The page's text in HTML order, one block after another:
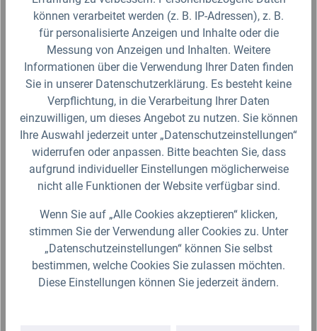
mm. Das Set besteht…
9,99 €*
Lieferzeit 2-3 Werktage (Versand mit DHL Paket)
Zum Artikel
Produktgalerie überspringen
Ähnliche Artikel
können verarbeitet werden (z. B. IP-Adressen), z. B.
für personalisierte Anzeigen und Inhalte oder die
Messung von Anzeigen und Inhalten. Weitere
Informationen über die Verwendung Ihrer Daten finden
Sie in unserer Datenschutzerklärung. Es besteht keine
Verpflichtung, in die Verarbeitung Ihrer Daten
einzuwilligen, um dieses Angebot zu nutzen. Sie können
Ihre Auswahl jederzeit unter „Datenschutzeinstellungen“
widerrufen oder anpassen. Bitte beachten Sie, dass
aufgrund individueller Einstellungen möglicherweise
nicht alle Funktionen der Website verfügbar sind.
Wenn Sie auf „Alle Cookies akzeptieren“ klicken,
stimmen Sie der Verwendung aller Cookies zu. Unter
„Datenschutzeinstellungen“ können Sie selbst
bestimmen, welche Cookies Sie zulassen möchten.
Diese Einstellungen können Sie jederzeit ändern.